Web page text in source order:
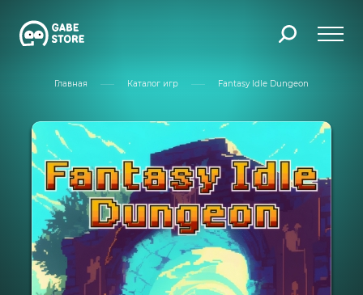
Главная Каталог игр Fantasy Idle Dungeon